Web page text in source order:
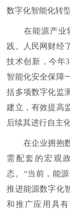
数字化智能化转
在能源产业转
践。人民网财经
技术创新，今年
智能化安全保障
括多项数字化监
建立，有效提高
后续其进行自主
在企业拥抱数
需配套的宏观
态。“当前，能
推进能源数字化
和推广应用具